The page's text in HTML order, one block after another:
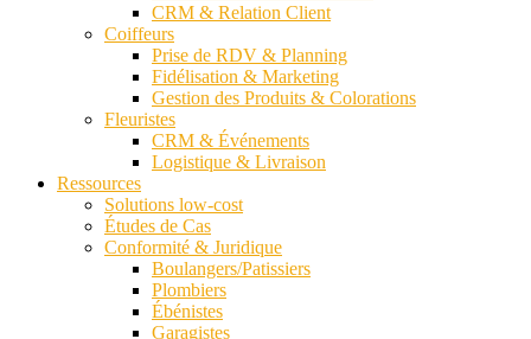
CRM & Relation Client
Coiffeurs
Prise de RDV & Planning
Fidélisation & Marketing
Gestion des Produits & Colorations
Fleuristes
CRM & Événements
Logistique & Livraison
Ressources
Solutions low-cost
Études de Cas
Conformité & Juridique
Boulangers/Patissiers
Plombiers
Ébénistes
Garagistes